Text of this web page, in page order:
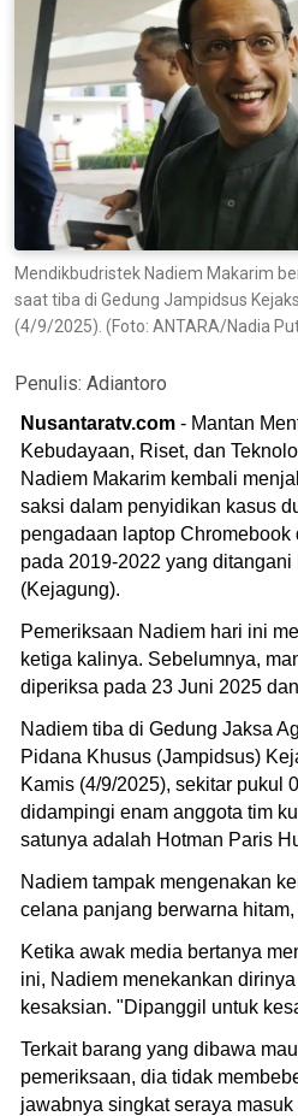
Mendikbudristek Nadiem Makarim
saat tiba di Gedung Jampidsus
(4/9/2025). (Foto: ANTARA/Nadia
Penulis: Adiantoro
Nusantaratv.com - Mantan
Kebudayaan, Riset, dan
Nadiem Makarim kembali
saksi dalam penyidikan kasus
pengadaan laptop
pada 2019-2022 yang
(Kejagung).
Pemeriksaan Nadiem hari ini
ketiga kalinya. Sebelumnya,
diperiksa pada 23 Juni 2025
Nadiem tiba di Gedung Jaksa
Pidana Khusus (Jampidsus)
Kamis (4/9/2025), sekitar pukul
didampingi enam anggota tim
satunya adalah Hotman Paris
Nadiem tampak mengenakan
celana panjang berwarna
Ketika awak media bertanya
ini, Nadiem menekankan
kesaksian. "Dipanggil untuk
Terkait barang yang dibawa
pemeriksaan, dia tidak
jawabnya singkat seraya